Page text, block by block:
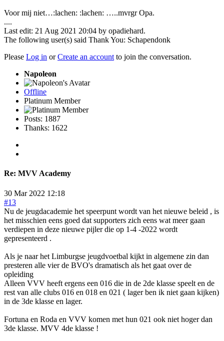
Voor mij niet…:lachen: :lachen: …..mvrgr Opa.
....
Last edit: 21 Aug 2021 20:04 by opadiehard.
The following user(s) said Thank You: Schapendonk
Please Log in orCreate an account to join the conversation.
Napoleon
Offline
Platinum Member
Posts: 1887
Thanks: 1622
Re: MVV Academy
30 Mar 2022 12:18
#13
Nu de jeugdacademie het speerpunt wordt van het nieuwe beleid , is
het misschien eens goed dat supporters zich eens wat meer gaan
verdiepen in deze nieuwe pijler die op 1-4 -2022 wordt
gepresenteerd .
Als je naar het Limburgse jeugdvoetbal kijkt in algemene zin dan
presteren alle vier de BVO's dramatisch als het gaat over de
opleiding
Alleen VVV heeft ergens een 016 die in de 2de klasse speelt en de
rest van alle clubs 016 en 018 en 021 ( lager ben ik niet gaan kijken)
in de 3de klasse en lager.
Fortuna en Roda en VVV komen met hun 021 ook niet hoger dan
3de klasse. MVV 4de klasse !